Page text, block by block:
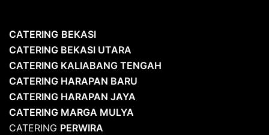
CATERING BEKASI
CATERING BEKASI UTARA
CATERING KALIABANG TENGAH
CATERING HARAPAN BARU
CATERING HARAPAN JAYA
CATERING MARGA MULYA
CATERING PERWIRA